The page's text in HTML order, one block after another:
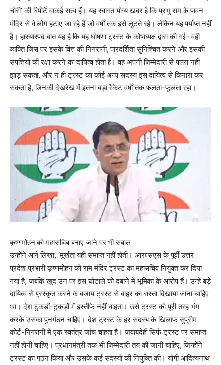
चोरी’ की रिपोर्टें वाकई सत्य हैं। यह स्वागत योग्य खबर है कि प्रभु राम के पावन
मंदिर से वे लोग हटाए जा रहे हैं जो वर्षों तक इसे लूटते रहे। लेकिन यह पर्याप्त नहीं
है। हास्यास्पद बात यह है कि यह घोषणा ट्रस्ट के कोषाध्यक्ष द्वारा की गई- वही
व्यक्ति जिस पर इसके वित्त की निगरानी, पारदर्शिता सुनिश्चित करने और इसकी
संपत्तियों की रक्षा करने का दायित्व होता है। वह अपनी जिम्मेदारी से पल्ला नहीं
झाड़ सकता, और न ही ट्रस्ट का कोई अन्य सदस्य इस दायित्व से किनारा कर
सकता है, जिनकी देखरेख में इतना बड़ा रैकेट वर्षों तक फलता-फूलता रहा।
कृष्णमोहन को महासचिव बनाए जाने पर भी सवाल
उन्होंने आगे लिखा, ‘मूर्खता यहीं समाप्त नहीं होती। आरएसएस के पूर्वी उत्तर
प्रदेश प्रभारी कृष्णमोहन को राम मंदिर ट्रस्ट का महासचिव नियुक्त कर दिया
गया है, जबकि खुद उन पर इस घोटाले को दबाने में भूमिका के आरोप हैं। उन्हें बड़े
दायित्व से पुरस्कृत करने के बजाय ट्रस्ट से बाहर का रास्ता दिखाया जाना चाहिए
था। देश टुकड़ों-टुकड़ों में इस्तीफे नहीं चाहता। उसे ट्रस्ट को पूरी तरह भंग
करके उसका पुनर्गठन चाहिए। देश ट्रस्ट के हर सदस्य के खिलाफ सुप्रीम
कोर्ट-निगरानी में एक स्वतंत्र जांच चाहता है। जवाबदेही सिर्फ ट्रस्ट पर समाप्त
नहीं होनी चाहिए। प्रधानमंत्री तक भी जिम्मेदारी तय की जानी चाहिए, जिन्होंने
ट्रस्ट का गठन किया और उसके कई सदस्यों की नियुक्ति की। योगी आदित्यनाथ